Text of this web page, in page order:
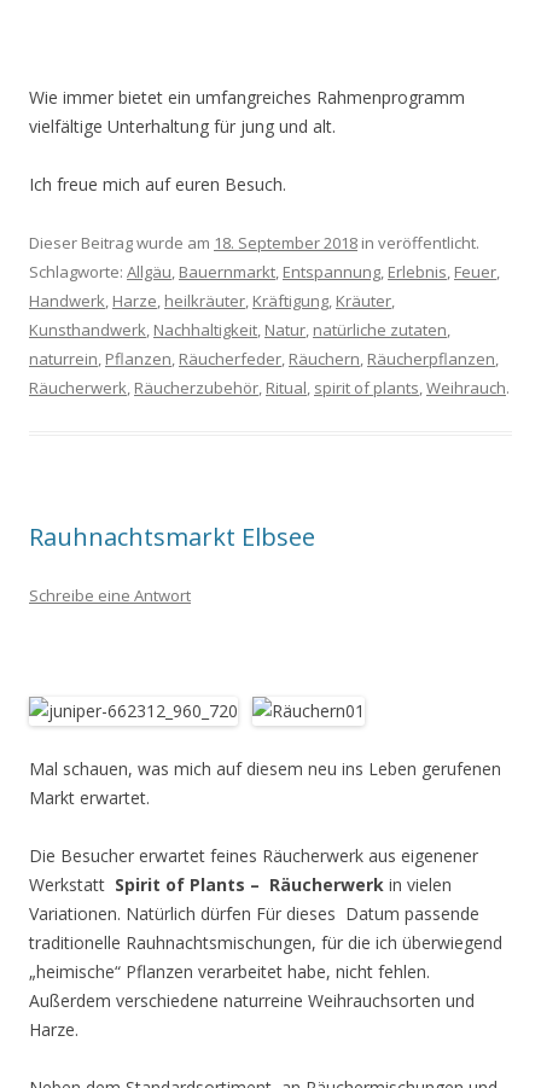
Wie immer bietet ein umfangreiches Rahmenprogramm
vielfältige Unterhaltung für jung und alt.
Ich freue mich auf euren Besuch.
Dieser Beitrag wurde am 18. September 2018 in veröffentlicht.
Schlagworte: Allgäu, Bauernmarkt, Entspannung, Erlebnis, Feuer,
Handwerk, Harze, heilkräuter, Kräftigung, Kräuter,
Kunsthandwerk, Nachhaltigkeit, Natur, natürliche zutaten,
naturrein, Pflanzen, Räucherfeder, Räuchern, Räucherpflanzen,
Räucherwerk, Räucherzubehör, Ritual, spirit of plants,Weihrauch.
Rauhnachtsmarkt Elbsee
Schreibe eine Antwort
Mal schauen, was mich auf diesem neu ins Leben gerufenen
Markt erwartet.
Die Besucher erwartet feines Räucherwerk aus eigenener
Werkstatt Spirit of Plants – Räucherwerk in vielen
Variationen. Natürlich dürfen Für dieses Datum passende
traditionelle Rauhnachtsmischungen, für die ich überwiegend
„heimische“ Pflanzen verarbeitet habe, nicht fehlen.
Außerdem verschiedene naturreine Weihrauchsorten und
Harze.